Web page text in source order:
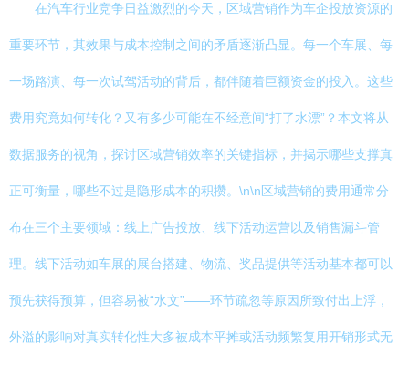
在汽车行业竞争日益激烈的今天，区域营销作为车企投放资源的
重要环节，其效果与成本控制之间的矛盾逐渐凸显。每一个车展、每
一场路演、每一次试驾活动的背后，都伴随着巨额资金的投入。这些
费用究竟如何转化？又有多少可能在不经意间“打了水漂”？本文将从
数据服务的视角，探讨区域营销效率的关键指标，并揭示哪些支撑真
正可衡量，哪些不过是隐形成本的积攒。\n\n区域营销的费用通常分
布在三个主要领域：线上广告投放、线下活动运营以及销售漏斗管
理。线下活动如车展的展台搭建、物流、奖品提供等活动基本都可以
预先获得预算，但容易被“水文”——环节疏忽等原因所致付出上浮，
外溢的影响对真实转化性大多被成本平摊或活动频繁复用开销形式无